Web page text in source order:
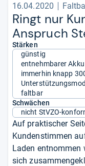
16.04.2020
Ringt nur
Anspruch
Stärken
günstig
entnehmbarer Akku
immerhin knapp
faltbar
Schwächen
nicht StVZO-
Auf praktischer
Kundenstimmen
Laden entnommen
sich